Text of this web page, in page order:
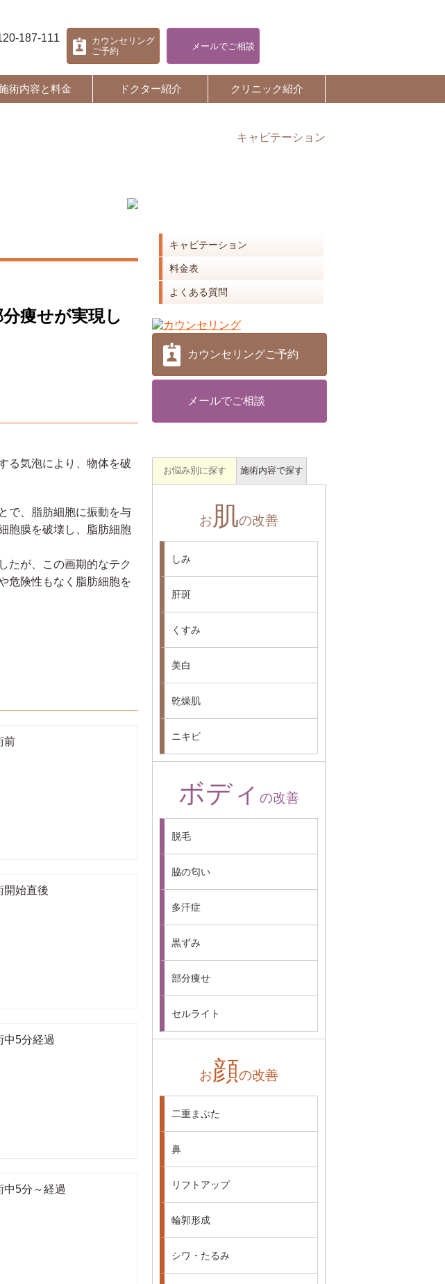
カウンセリング
ご予約
メールでご相談
術内容と料金 ドクター紹介 クリニック紹介
キャビテーション
痩せが実現し
る気泡により、物体を破
で、脂肪細胞に振動を与
胞膜を破壊し、脂肪細胞
たが、この画期的なテク
危険性もなく脂肪細胞を
キャビテーション
料金表
よくある質問
カウンセリングご予約
メールでご相談
お悩み別に探す 施術内容で探す
お 肌の改善
しみ
肝斑
くすみ
美白
乾燥肌
ニキビ
ボディ の改善
脱毛
脇の匂い
多汗症
黒ずみ
部分痩せ
セルライト
お顔の改善
二重まぶた
鼻
リフトアップ
輪郭形成
シワ・たるみ